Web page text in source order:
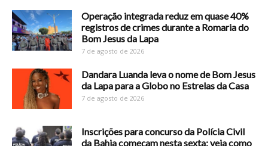
Operação integrada reduz em quase 40%
registros de crimes durante a Romaria do
Bom Jesus da Lapa
7 de agosto de 2026
Dandara Luanda leva o nome de Bom Jesus
da Lapa para a Globo no Estrelas da Casa
7 de agosto de 2026
Inscrições para concurso da Polícia Civil
da Bahia começam nesta sexta; veja como